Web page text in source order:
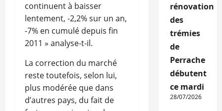
continuent à baisser
lentement, -2,2% sur un an,
-7% en cumulé depuis fin
2011 » analyse-t-il.
La correction du marché
reste toutefois, selon lui,
plus modérée que dans
d’autres pays, du fait de
rénovation
des
trémies
de
Perrache
débutent
ce mardi
28/07/2026